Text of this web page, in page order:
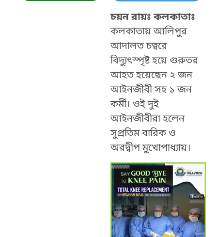
চয়ন রায়ঃ কলকাতাঃ
কলকাতায় আলিপুর
আদালত চত্বরে
বিদ্যুত্‍স্পৃষ্ট হয়ে গুরুতর
আহত হয়েছেন ২ জন
আইনজীবী সহ ১ জন
কর্মী। ওই দুই
আইনজীবীরা হলেন
সুপ্রতিম বারিক ও
অরদ্বীপ মুখোপাধ্যায়।